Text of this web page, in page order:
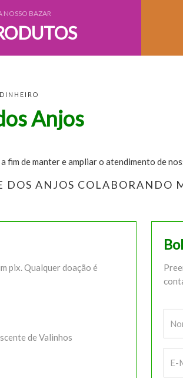
NOSSO BAZAR
Anjos
de manter e ampliar o atendimento de
DOS ANJOS COLABORANDO
pix. Qualquer doação é
de Valinhos